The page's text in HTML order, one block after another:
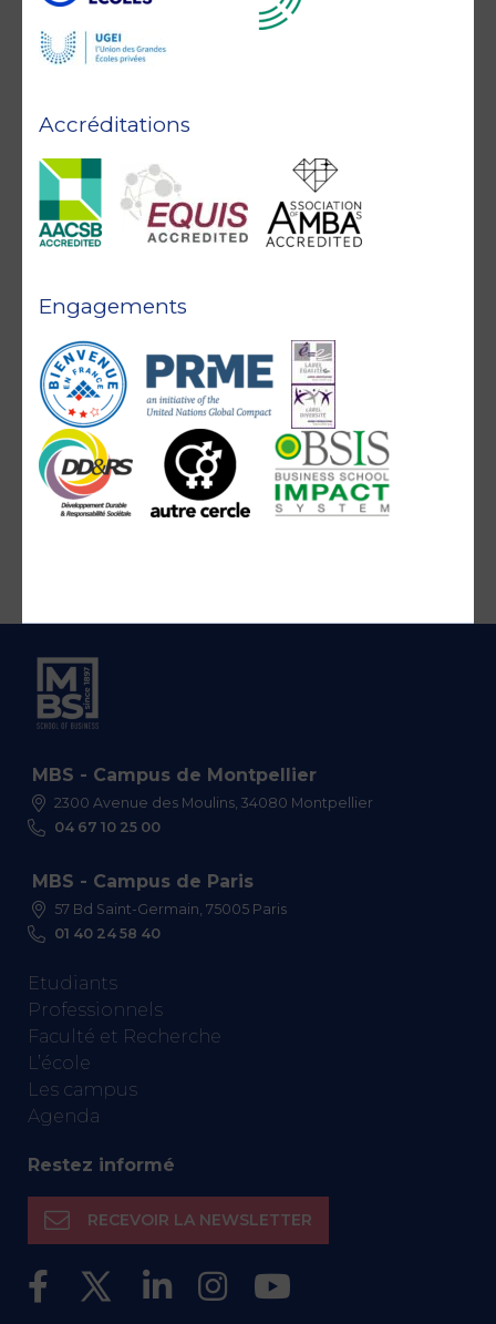
Accréditations
Engagements
MBS - Campus de Montpellier
2300 Avenue des Moulins, 34080 Montpellier
04 67 10 25 00
MBS - Campus de Paris
57 Bd Saint-Germain, 75005 Paris
01 40 24 58 40
Etudiants
Professionnels
Faculté et Recherche
L’école
Les campus
Agenda
Restez informé
RECEVOIR LA NEWSLETTER